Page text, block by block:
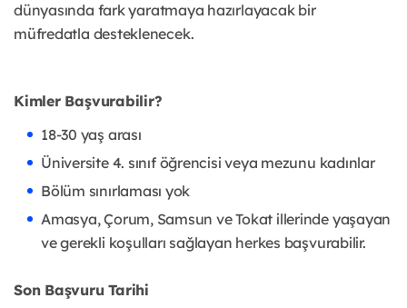
dünyasında fark yaratmaya hazırlayacak bir
müfredatla desteklenecek.
Kimler Başvurabilir?
18-30 yaş arası
Üniversite 4. sınıf öğrencisi veya mezunu kadınlar
Bölüm sınırlaması yok
Amasya, Çorum, Samsun ve Tokat illerinde yaşayan
ve gerekli koşulları sağlayan herkes başvurabilir.
Son Başvuru Tarihi